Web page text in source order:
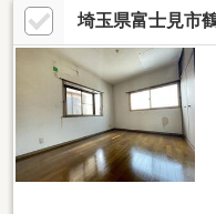
分・コンビニ徒歩約7分・み
谷・新宿三丁目・横浜方向
地♪・休日のお買い物やお出
埼玉県富士見市